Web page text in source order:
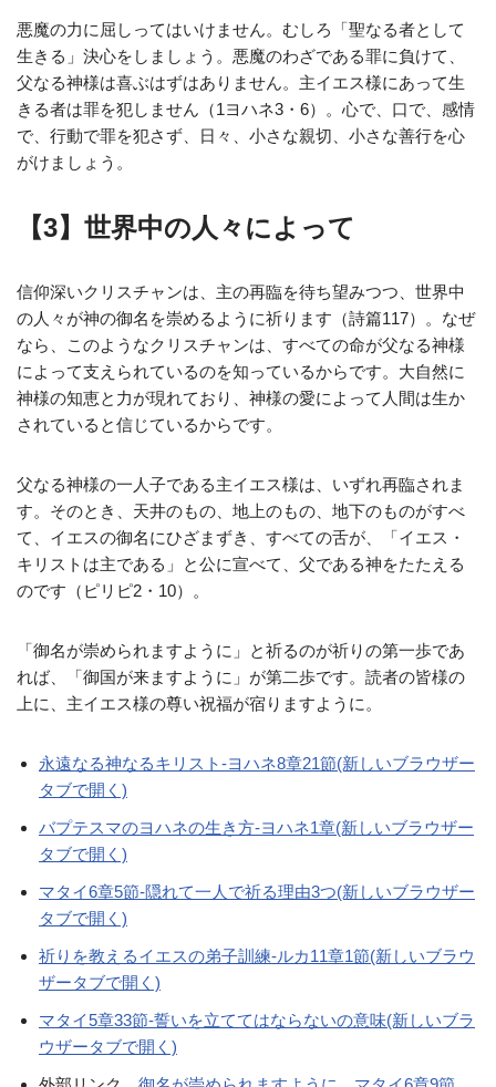
悪魔の力に屈しってはいけません。むしろ「聖なる者として
生きる」決心をしましょう。悪魔のわざである罪に負けて、
父なる神様は喜ぶはずはありません。主イエス様にあって生
きる者は罪を犯しません（1ヨハネ3・6）。心で、口で、感情
で、行動で罪を犯さず、日々、小さな親切、小さな善行を心
がけましょう。
【3】世界中の人々によって
信仰深いクリスチャンは、主の再臨を待ち望みつつ、世界中
の人々が神の御名を崇めるように祈ります（詩篇117）。なぜ
なら、このようなクリスチャンは、すべての命が父なる神様
によって支えられているのを知っているからです。大自然に
神様の知恵と力が現れており、神様の愛によって人間は生か
されていると信じているからです。
父なる神様の一人子である主イエス様は、いずれ再臨されま
す。そのとき、天井のもの、地上のもの、地下のものがすべ
て、イエスの御名にひざまずき、すべての舌が、「イエス・
キリストは主である」と公に宣べて、父である神をたたえる
のです（ピリピ2・10）。
「御名が崇められますように」と祈るのが祈りの第一歩であ
れば、「御国が来ますように」が第二歩です。読者の皆様の
上に、主イエス様の尊い祝福が宿りますように。
永遠なる神なるキリスト-ヨハネ8章21節(新しいブラウザー
タブで開く)
バプテスマのヨハネの生き方-ヨハネ1章(新しいブラウザー
タブで開く)
マタイ6章5節-隠れて一人で祈る理由3つ(新しいブラウザー
タブで開く)
祈りを教えるイエスの弟子訓練-ルカ11章1節(新しいブラウ
ザータブで開く)
マタイ5章33節-誓いを立ててはならないの意味(新しいブラ
ウザータブで開く)